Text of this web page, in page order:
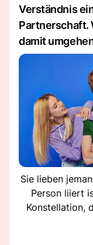
Verständnis
Partnerschaft.
damit
Sie lieben
Person liiert
Konstellation,